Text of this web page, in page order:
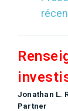
Jonathan L.
Partner